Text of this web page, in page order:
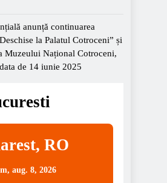
anunță continuarea
la Palatul Cotroceni” și
Muzeului Național Cotroceni,
de 14 iunie 2025
RO
aug. 8, 2026